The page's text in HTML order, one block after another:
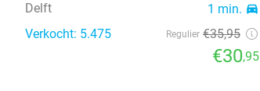
Delft 1 min. directions_car
Verkocht: 5.475 Regulier €35,95
€30,95